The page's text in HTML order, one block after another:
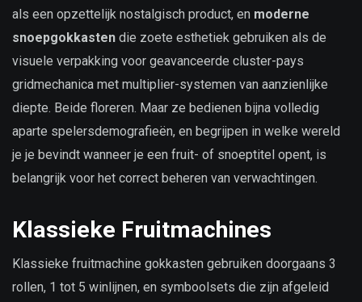
als een opzettelijk nostalgisch product, en moderne
snoepgokkasten die zoete esthetiek gebruiken als de
visuele verpakking voor geavanceerde cluster-pays
gridmechanica met multiplier-systemen van aanzienlijke
diepte. Beide floreren. Maar ze bedienen bijna volledig
aparte spelersdemografieën, en begrijpen in welke wereld
je je bevindt wanneer je een fruit- of snoeptitel opent, is
belangrijk voor het correct beheren van verwachtingen.
Klassieke Fruitmachines
Klassieke fruitmachine gokkasten gebruiken doorgaans 3
rollen, 1 tot 5 winlijnen, en symboolsets die zijn afgeleid